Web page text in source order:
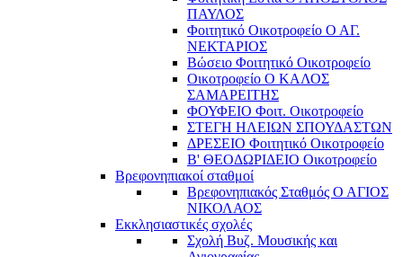
ΠΑΥΛΟΣ
Φοιτητικό Οικοτροφείο Ο ΑΓ.
ΝΕΚΤΑΡΙΟΣ
Βώσειο Φοιτητικό Οικοτροφείο
Οικοτροφείο Ο ΚΑΛΟΣ
ΣΑΜΑΡΕΙΤΗΣ
ΦΟΥΦΕΙΟ Φοιτ. Οικοτροφείο
ΣΤΕΓΗ ΗΛΕΙΩΝ ΣΠΟΥΔΑΣΤΩΝ
ΔΡΕΣΕΙΟ Φοιτητικό Οικοτροφείο
Β' ΘΕΟΔΩΡΙΔΕΙΟ Οικοτροφείο
Βρεφονηπιακοί σταθμοί
Βρεφονηπιακός Σταθμός Ο ΑΓΙΟΣ
ΝΙΚΟΛΑΟΣ
Εκκλησιαστικές σχολές
Σχολή Βυζ. Μουσικής και